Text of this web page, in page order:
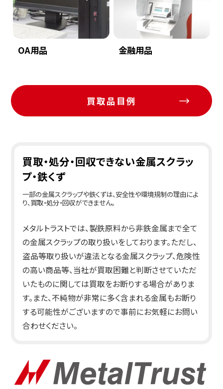
OA用品 金融用品
買取品目例
買取・処分・回収できない金属スクラッ
プ・鉄くず
一部の金属スクラップや鉄くずは、安全性や環境規制の理由によ
り、買取・処分・回収ができません。
メタルトラストでは、製鉄原料から非鉄金属まで全て
の金属スクラップの取り扱いをしております。ただし、
盗品等取り扱いが違法となる金属スクラップ、危険性
の高い商品等、当社が買取困難と判断させていただ
いたものに関しては買取をお断りする場合がありま
す。また、不純物が非常に多く含まれる金属もお断り
する可能性がございますので事前にお気軽にお問い
合わせください。